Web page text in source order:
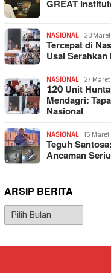
GREAT
NASIONAL 28
Tercepat di
Usai
NASIONAL 27
120 Unit
Mendagri:
Nasional
NASIONAL 15
Teguh
Ancaman
ARSIP BERITA
Arsip
Berita